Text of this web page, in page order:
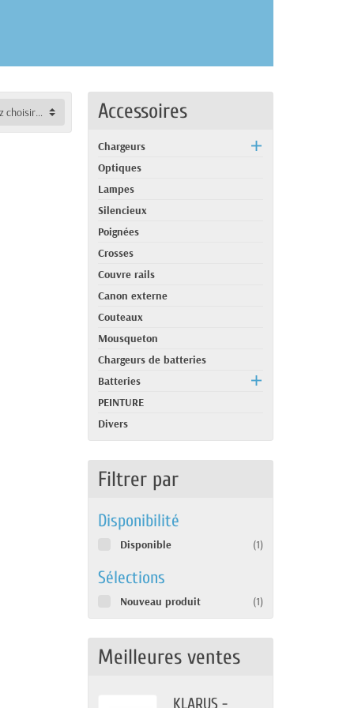
-- veuillez choisir -- Accessoires
Chargeurs
Optiques
Lampes
Silencieux
Poignées
Crosses
Couvre rails
Canon externe
Couteaux
Mousqueton
Chargeurs de batteries
Batteries
PEINTURE
Divers
Filtrer par
Disponibilité
Disponible (1)
Sélections
Nouveau produit (1)
Meilleures ventes
KLARUS -